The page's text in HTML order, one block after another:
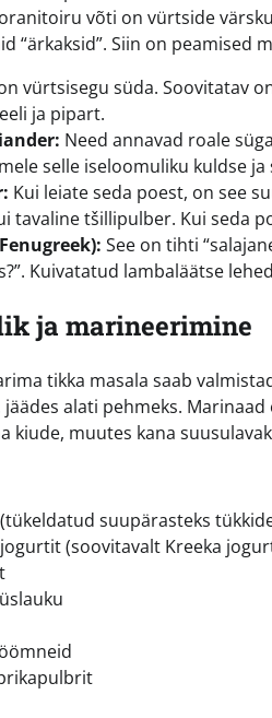
võti on vürtside
“ärkaksid”. Siin on peamised
vürtsisegu süda. Soovitatav
ja pipart.
Need annavad roale
selle iseloomuliku kuldse
Kui leiate seda poest, on see
tavaline tšillipulber. Kui seda
See on tihti
Kuivatatud lambaläätse
ja marineerimine
tikka masala saab
alati pehmeks.
kiude, muutes kana
suupärasteks
(soovitavalt Kreeka